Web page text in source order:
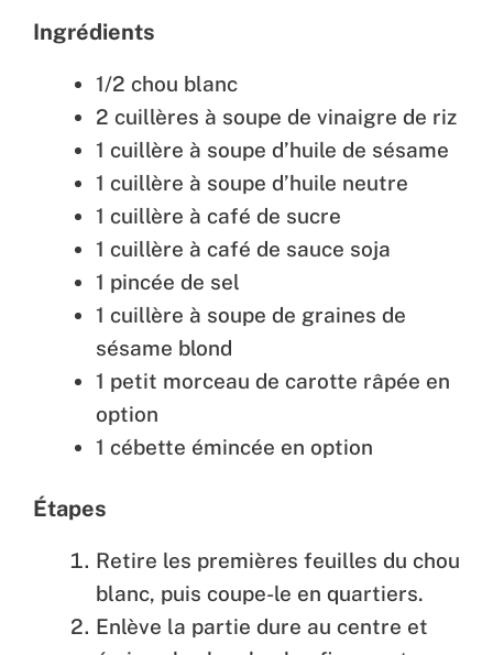
Ingrédients
1/2 chou blanc
2 cuillères à soupe de vinaigre de riz
1 cuillère à soupe d’huile de sésame
1 cuillère à soupe d’huile neutre
1 cuillère à café de sucre
1 cuillère à café de sauce soja
1 pincée de sel
1 cuillère à soupe de graines de
sésame blond
1 petit morceau de carotte râpée en
option
1 cébette émincée en option
Étapes
Retire les premières feuilles du chou
blanc, puis coupe-le en quartiers.
Enlève la partie dure au centre et